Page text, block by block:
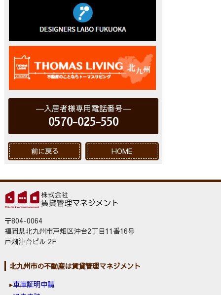
入居者様専用電話番号
0570-025-550
前に戻る HOME
〒804-0064
福岡県北九州市戸畑区沖台2丁目11番16号
戸畑沖台ビル 2F
北九州市の不動産は賃貸管理マネジメント
車庫証明申請